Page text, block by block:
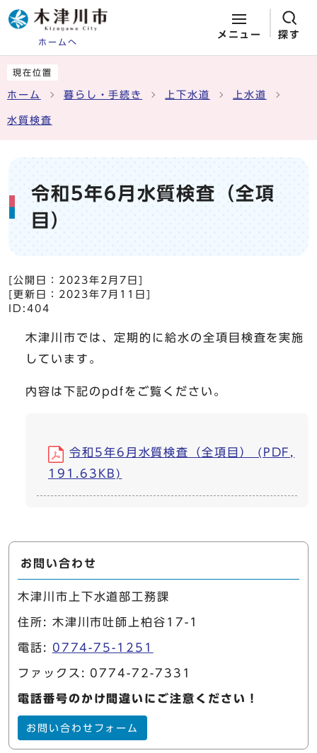
ホームへ
メニュー 探す
現在位置
ホーム 暮らし・手続き 上下水道 上水道
水質検査
令和5年6月水質検査（全項
目）
[公開日： 2023年2月7日
[更新日： 2023年7月11日
ID:404
木津川市では、定期的に給水の全項目検査を実施
しています。
内容は下記のpdfをご覧ください。
令和5年6月水質検査（全項目） (PDF,
191.63KB)
お問い合わせ
木津川市上下水道部工務課
住所: 木津川市吐師上柏谷17-1
電話: 0774-75-1251
ファックス: 0774-72-7331
電話番号のかけ間違いにご注意ください！
お問い合わせフォーム